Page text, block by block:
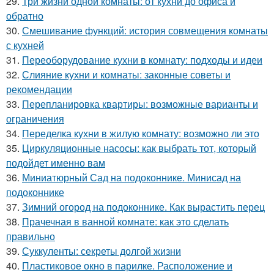
обратно
30. Смешивание функций: история совмещения комнаты
с кухней
31. Переоборудование кухни в комнату: подходы и идеи
32. Слияние кухни и комнаты: законные советы и
рекомендации
33. Перепланировка квартиры: возможные варианты и
ограничения
34. Переделка кухни в жилую комнату: возможно ли это
35. Циркуляционные насосы: как выбрать тот, который
подойдет именно вам
36. Миниатюрный Сад на подоконнике. Минисад на
подоконнике
37. Зимний огород на подоконнике. Как вырастить перец
38. Прачечная в ванной комнате: как это сделать
правильно
39. Суккуленты: секреты долгой жизни
40. Пластиковое окно в парилке. Расположение и